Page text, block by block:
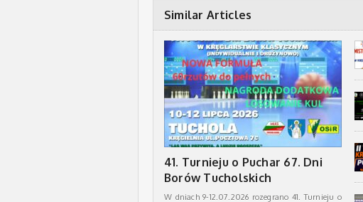
Similar Articles
41. Turnieju o Puchar 67. Dni
Borów Tucholskich
W dniach 9-12.07.2026 rozegrano 41. Turnieju o